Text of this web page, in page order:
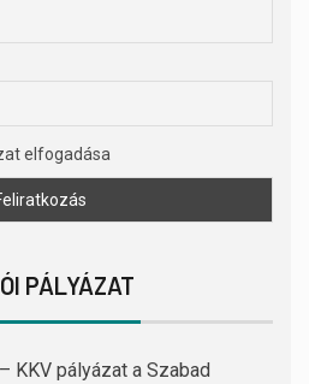
elfogadása
PÁLYÁZAT
KKV pályázat a Szabad